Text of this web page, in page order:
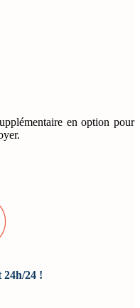
en option pour
24h/24 !